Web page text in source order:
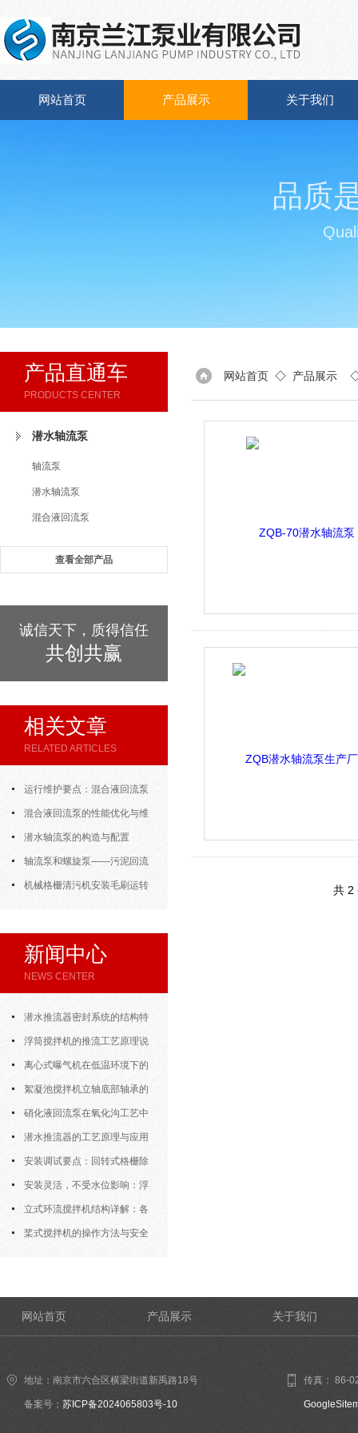
网站首页 产品展示 关于我们
品质
产品直通车
PRODUCTS CENTER
潜水轴流泵
轴流泵
潜水轴流泵
混合液回流泵
查看全部产品
诚信天下，质得信任
共创共赢
相关文章
RELATED ARTICLES
运行维护要点：混合液回流泵
的日常巡检、预防性维护与故障处
理
混合液回流泵的性能优化与维
护技巧
潜水轴流泵的构造与配置
轴流泵和螺旋泵——污泥回流
设备机械格栅清污机安装毛刷运转
新闻中心
NEWS CENTER
潜水推流器密封系统的结构特
点与渗漏故障处理
浮筒搅拌机的推流工艺原理说
明 离心式曝气机在低温环境下的
运行特性与防冻措施
絮凝池搅拌机立轴底部轴承的
密封防水与免维护设计
硝化液回流泵在氧化沟工艺中
的布置位置对回流效果的影响
潜水推流器的工艺原理与应用
逻辑安装调试要点：回转式格栅除
污机的土建配合要求与水平度校准
安装灵活，不受水位影响：浮
筒式曝气机的结构优势与适用场景
立式环流搅拌机结构详解：各
部件的功能与协同
桨式搅拌机的操作方法与安全
网站首页 ◇ 产品展示
共 2
网站首页 产品展示 关于我们
地址：南京市六合区横梁街道新禹路18号
备案号： 苏ICP备2024065803号-10
传真： 86-